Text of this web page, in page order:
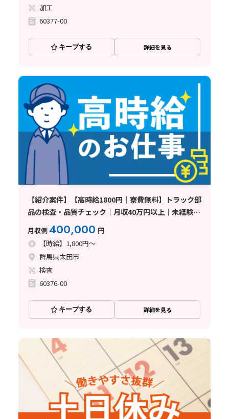
加工
60377-00
キープする 詳細を見る
【紹介案件】【高時給1800円｜寮費無料】トラック部
品の検査・品質チェック｜月収40万円以上｜未経験
OK｜土日休み｜身体への負担少なめ｜即日面接可
〈群馬県太田市〉
月収例400,000 円
【時給】1,800円～
群馬県太田市
検査
60376-00
キープする 詳細を見る